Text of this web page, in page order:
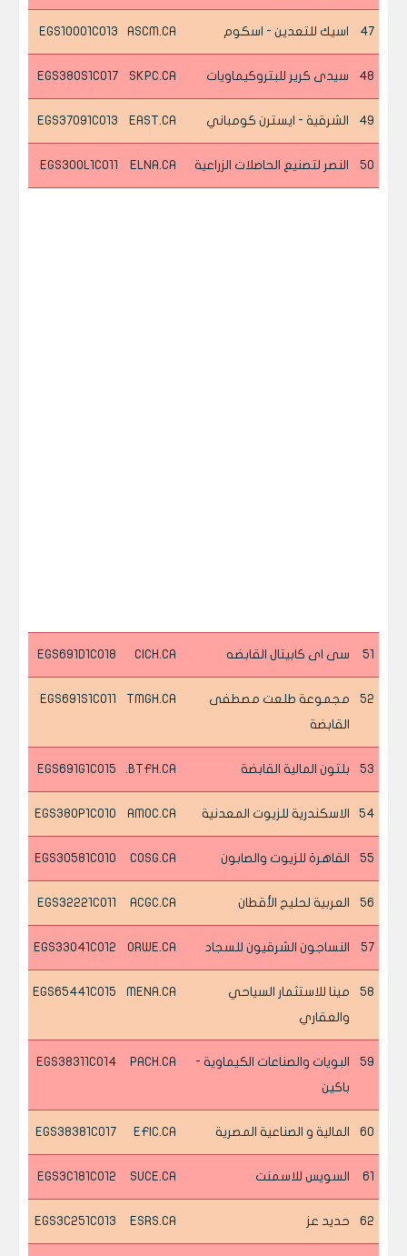
47 اسيك للتعدين - اسكوم ASCM.CA
EGS10001C013
48 سيدى كرير للبتروكيماويات SKPC.CA
EGS380S1C017
49 الشرقية - ايسترن كومباني EAST.CA
EGS37091C013
50 النصر لتصنيع الحاصلات الزراعية ELNA.CA
EGS300L1C011
51 سى اى كابيتال القابضه CICH.CA
EGS691D1C018
52
مجموعة طلعت مصطفى
القابضة
TMGH.CA
EGS691S1C011
53 بلتون المالية القابضة BTFH.CA.
EGS691G1C015
54 الاسكندرية للزيوت المعدنية AMOC.CA
EGS380P1C010
55 القاهرة للزيوت والصابون COSG.CA
EGS30581C010
56 العربية لحليج الأقطان ACGC.CA
EGS32221C011
57 النساجون الشرقيون للسجاد ORWE.CA
EGS33041C012
58
مينا للاستثمار السياحي
والعقاري
MENA.CA
EGS65441C015
59
البويات والصناعات الكيماوية -
باكين
PACH.CA
EGS38311C014
60 المالية و الصناعية المصرية EFIC.CA
EGS38381C017
61 السويس للاسمنت SUCE.CA
EGS3C181C012
62 حديد عز ESRS.CA
EGS3C251C013